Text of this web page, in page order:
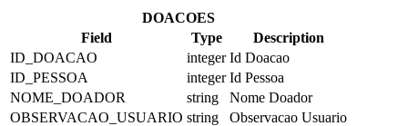
DOACOES
Field
Type
Description
ID_DOACAO
integer Id Doacao
ID_PESSOA
integer Id Pessoa
NOME_DOADOR
string
Nome Doador
OBSERVACAO_USUARIO string
Observacao Usuario